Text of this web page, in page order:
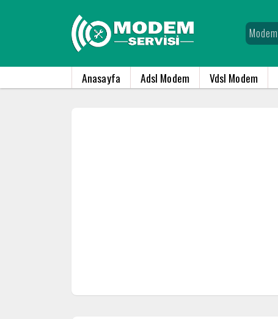
Anasayfa Adsl Modem Vdsl Modem